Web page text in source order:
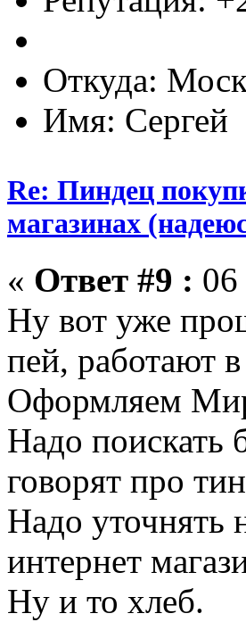
Откуда:
Имя: Сергей
Re: Пиндец
магазинах
« Ответ #9 :
Ну вот уже
пей, работают
Оформляем
Надо поискать
говорят про
Надо уточнять
интернет
Ну и то хлеб.